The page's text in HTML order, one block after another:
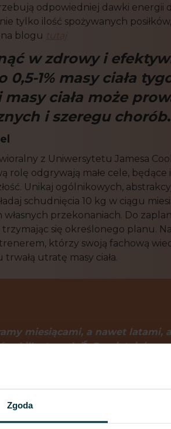
Zgoda
odpowiedniej dawki energii
tylko ilość spożywanych
blogu tutaj
w zdrowy i
0,5-1% masy ciała
ciała może
i szeregu chorób.
z Uniwersytetu Jamesa
rolę odgrywają małe cele, będące
Unikaj ogólnikowych,
schudnięcia 10 kg w ciągu
przekonaniach. Do
się określonego planu.
którzy swoją fachową
utratę masy ciała.
miesiącami, a nawet latami,
w kilka tygodni5. Pamiętaj, że
często bywają trudne,
akceptacji własnego ciała,